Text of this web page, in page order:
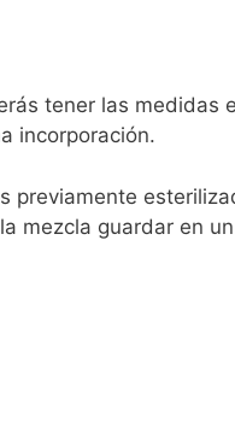
tener las medidas
incorporación.
previamente
mezcla guardar en